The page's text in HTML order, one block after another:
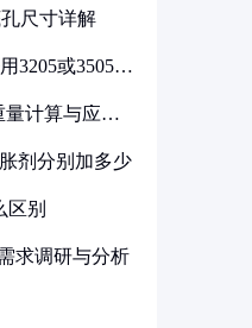
尺寸详解
3205或3505代
量计算与应用
剂分别加多少
区别
求调研与分析